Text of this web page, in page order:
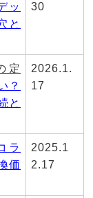
ッ
と
30
定
？
と
2026.1.
17
ラ
価
2025.1
2.17